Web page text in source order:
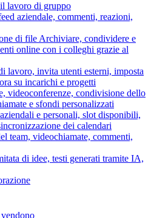
lavoro di gruppo
aziendale, commenti, reazioni,
di file Archiviare, condividere e
online con i colleghi grazie al
lavoro, invita utenti esterni, imposta
su incarichi e progetti
videoconferenze, condivisione dello
e sfondi personalizzati
e personali, slot disponibili,
dei calendari
team, videochiamate, commenti,
di idee, testi generati tramite IA,